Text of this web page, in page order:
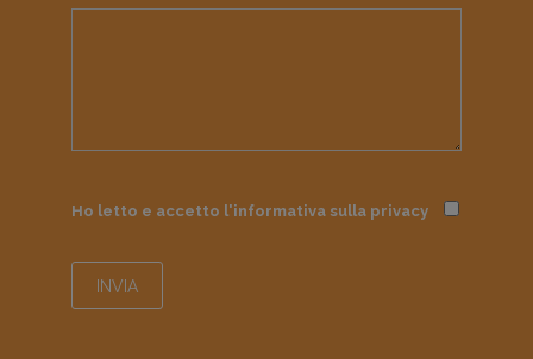
Ho letto e accetto l'informativa sulla privacy